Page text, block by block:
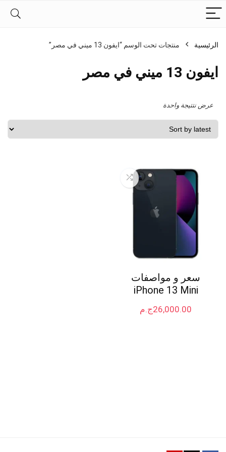
الرئيسية منتجات تحت الوسم “ايفون 13 ميني في مصر”
ايفون 13 ميني في مصر
عرض نتتيجة واحدة
سعر و مواصفات
iPhone 13 Mini
ج.م26,000.00